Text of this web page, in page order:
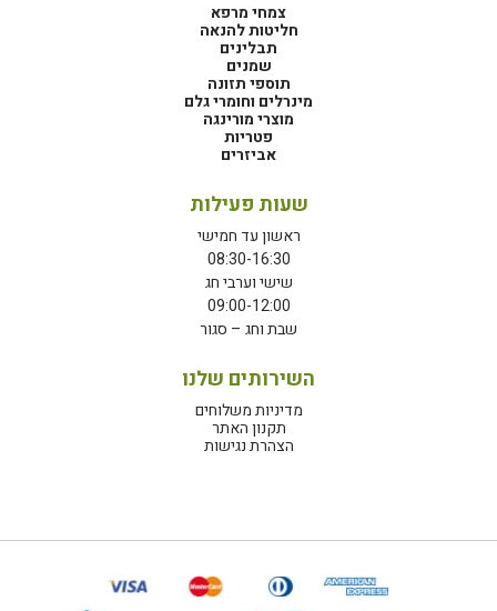
צמחי מרפא
חליטות להנאה
תבלינים
שמנים
תוספי תזונה
מינרלים וחומרי גלם
מוצרי מורינגה
פטריות
אביזרים
שעות פעילות
ראשון עד חמישי
08:30-16:30
שישי וערבי חג
09:00-12:00
שבת וחג – סגור
השירותים שלנו
מדיניות משלוחים
תקנון האתר
הצהרת נגישות